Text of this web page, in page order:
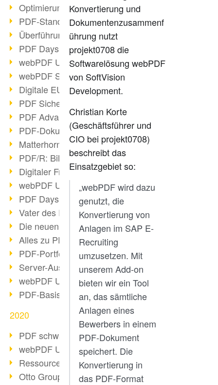
Optimierung des PDF-Formats
PDF-Standards im Überblick
Überführung PDF/A in Archivsystem
PDF Days Europe 2021
webPDF Update 8.0.0.2282
webPDF Statistik-Auswertungen
Digitale EU COVID-Zertifikate
PDF Sicherheitseinstellungen
PDF Advanced Electronic Signature
PDF-Dokumente neu organisieren
Matterhorn Protokoll 1.1 verfügbar
PDF/R: Bildformat der Zukunft
Digitaler Freigabeprozess
webPDF Update 8.0.0.2255
PDF Days Europe 2021
Vater des PDF gestorben
Die neuen PDF Standards 2020
Alles zu PDF/A-4
PDF-Portfolio erstellen
Server-Auslastung Status-Seite
webPDF Update 8.0.0.2229
PDF-Basisdatenpflege mit webPDF
2020
PDF schwärzen & bereinigen
webPDF Update 8.0.0.2193
Ressourcen für Entwickler
Otto Group Recruiting
Konvertierung und
Dokumentenzusammenf
ührung nutzt
projekt0708 die
Softwarelösung webPDF
von SoftVision
Development.
Christian Korte
(Geschäftsführer und
CIO bei projekt0708)
beschreibt das
Einsatzgebiet so:
„webPDF wird dazu
genutzt, die
Konvertierung von
Anlagen im SAP E-
Recruiting
umzusetzen. Mit
unserem Add-on
bieten wir ein Tool
an, das sämtliche
Anlagen eines
Bewerbers in einem
PDF-Dokument
speichert. Die
Konvertierung in
das PDF-Format